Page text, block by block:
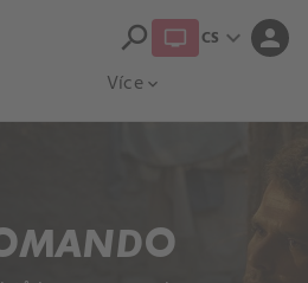
Více expand_more
search CS expand_more person